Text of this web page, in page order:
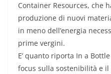
Container Resources, che
produzione di nuovi
in meno dell’energia
prime vergini.
E’ quanto riporta In a
focus sulla sostenibilità e il